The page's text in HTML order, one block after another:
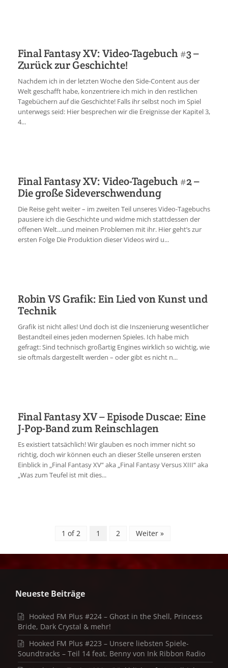
Final Fantasy XV: Video-Tagebuch #3 –
Zurück zur Geschichte!
Nachdem ich in der letzten Woche den Side-Content aus der
Welt geschafft habe, konzentriere ich mich in den restlichen
Tagebüchern auf die Geschichte! Falls ihr selbst noch im Spiel
unterwegs seid: Hier besprechen wir die Ereignisse der Kapitel 3,
4...
Final Fantasy XV: Video-Tagebuch #2 –
Die große Sideverschwendung
Die Reise geht weiter – im zweiten Teil unseres Video-Tagebuchs
pausiere ich die Geschichte und widme mich stattdessen der
offenen Welt…und meinen Problemen mit ihr. Hier geht’s zur
ersten Folge Die Produktion dieser Videos wird u...
Robin VS Grafik: Ein Lied von Kunst und
Technik
Grafik ist nicht alles! Und doch ist die Inszenierung wesentlicher
Bestandteil eines jeden modernen Spieles. Ich habe mich
gefragt: Sind technisch großartig Engines wirklich so wichtig, wie
sie oftmals dargestellt werden – oder gibt es nicht n...
Final Fantasy XV – Episode Duscae: Eine
J-Pop-Band zum Reinschlagen
Es existiert tatsächlich! Wir glauben es noch immer nicht so
richtig, doch wir können euch an dieser Stelle unseren ersten
Einblick in „Final Fantasy XV“ aka „Final Fantasy Versus XIII“ aka
„Was zum Teufel ist mit dies...
1 of 2 1 2 Weiter »
Neueste Beiträge
Hooked FM Plus #224 – Ghost in the Shell, Princess
Bride, Dark Crystal & mehr!
Hooked FM Plus #223 – Unsere liebsten Spiele-
Soundtracks – Teil 14 feat. Benny von Ink Ribbon Radio